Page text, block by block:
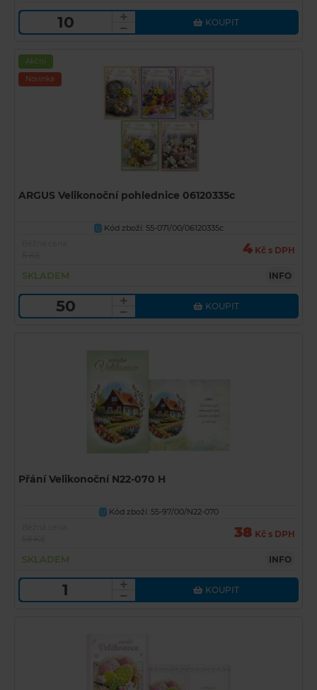
KOUPIT
Akční
Novinka
ARGUS Velikonoční pohlednice 06120335c
U Kód zboží: 55-071/00/06120335c
4 Kč s DPH
SKLADEM INFO
KOUPIT
Přání Velikonoční N22-070 H
U Kód zboží: 55-97/00/N22-070
38 Kč s DPH
SKLADEM INFO
KOUPIT